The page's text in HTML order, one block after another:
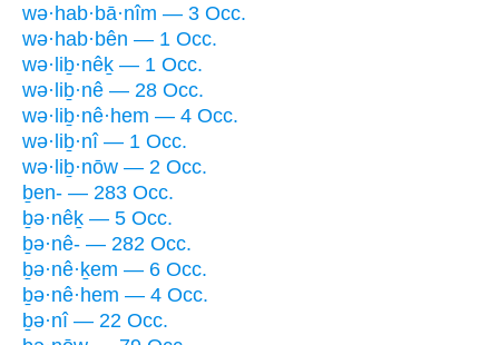
wə·hab·bā·nîm — 3 Occ.
wə·hab·bên — 1 Occ.
wə·liḇ·nêḵ — 1 Occ.
wə·liḇ·nê — 28 Occ.
wə·liḇ·nê·hem — 4 Occ.
wə·liḇ·nî — 1 Occ.
wə·liḇ·nōw — 2 Occ.
ḇen- — 283 Occ.
ḇə·nêḵ — 5 Occ.
ḇə·nê- — 282 Occ.
ḇə·nê·ḵem — 6 Occ.
ḇə·nê·hem — 4 Occ.
ḇə·nî — 22 Occ.